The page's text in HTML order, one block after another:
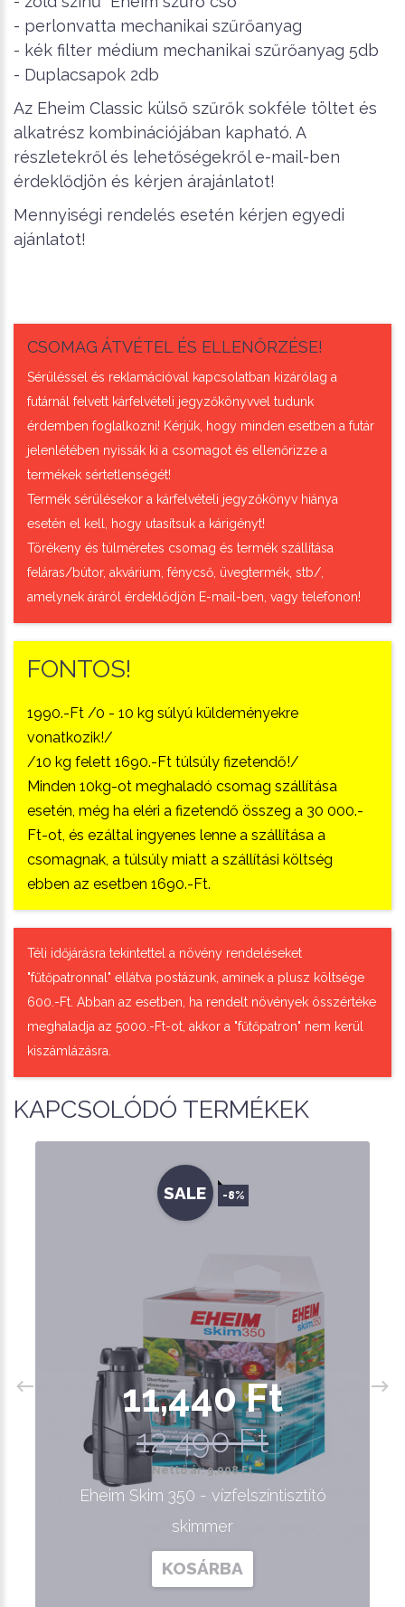
- perlonvatta mechanikai szűrőanyag
- kék filter médium mechanikai szűrőanyag 5db
- Duplacsapok 2db
Az Eheim Classic külső szűrők sokféle töltet és
alkatrész kombinációjában kapható. A
részletekről és lehetőségekről e-mail-ben
érdeklődjön és kérjen árajánlatot!
Mennyiségi rendelés esetén kérjen egyedi
ajánlatot!
CSOMAG ÁTVÉTEL ÉS ELLENŐRZÉSE!
Sérüléssel és reklamációval kapcsolatban kizárólag a
futárnál felvett kárfelvételi jegyzőkönyvvel tudunk
érdemben foglalkozni! Kérjük, hogy minden esetben a futár
jelenlétében nyissák ki a csomagot és ellenőrizze a
termékek sértetlenségét!
Termék sérülésekor a kárfelvételi jegyzőkönyv hiánya
esetén el kell, hogy utasítsuk a kárigényt!
Törékeny és túlméretes csomag és termék szállítása
feláras/bútor, akvárium, fénycső, üvegtermék, stb/,
amelynek áráról érdeklődjön E-mail-ben, vagy telefonon!
FONTOS!
1990.-Ft /0 - 10 kg súlyú küldeményekre
vonatkozik!/
/10 kg felett 1690.-Ft túlsúly fizetendő!/
Minden 10kg-ot meghaladó csomag szállítása
esetén, még ha eléri a fizetendő összeg a 30 000.-
Ft-ot, és ezáltal ingyenes lenne a szállítása a
csomagnak, a túlsúly miatt a szállítási költség
ebben az esetben 1690.-Ft.
Téli időjárásra tekintettel a növény rendeléseket
"fűtőpatronnal" ellátva postázunk, aminek a plusz költsége
600.-Ft. Abban az esetben, ha rendelt növények összértéke
meghaladja az 5000.-Ft-ot, akkor a "fűtőpatron" nem kerül
kiszámlázásra.
KAPCSOLÓDÓ TERMÉKEK
SALE -8%
11,440 Ft
12,490 Ft
Nettó ár: 9,008 Ft
Eheim Skim 350 - vízfelszíntisztító
skimmer
KOSÁRBA